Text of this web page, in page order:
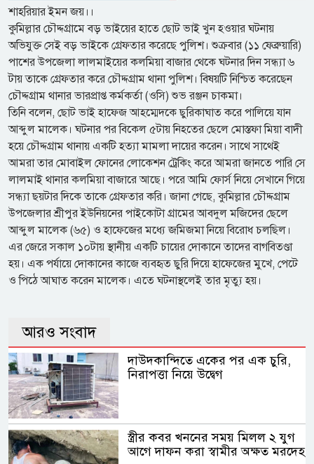
শাহরিয়ার ইমন জয়।।
কুমিল্লার চৌদ্দগ্রামে বড় ভাইয়ের হাতে ছোট ভাই খুন হওয়ার ঘটনায়
অভিযুক্ত সেই বড় ভাইকে গ্রেফতার করেছে পুলিশ। শুক্রবার (১১ ফেব্রুয়ারি)
পাশের উপজেলা লালমাইয়ের কলমিয়া বাজার থেকে ঘটনার দিন সন্ধ্যা ৬
টায় তাকে গ্রেফতার করে চৌদ্দগ্রাম থানা পুলিশ। বিষয়টি নিশ্চিত করেছেন
চৌদ্দগ্রাম থানার ভারপ্রাপ্ত কর্মকর্তা (ওসি) শুভ রঞ্জন চাকমা।
তিনি বলেন, ছোট ভাই হাফেজ আহম্মেদকে ছুরিকাঘাত করে পালিয়ে যান
আব্দুল মালেক। ঘটনার পর বিকেল ৫টায় নিহতের ছেলে মোস্তফা মিয়া বাদী
হয়ে চৌদ্দগ্রাম থানায় একটি হত্যা মামলা দায়ের করেন। সাথে সাথেই
আমরা তার মোবাইল ফোনের লোকেশন ট্রেকিং করে আমরা জানতে পারি সে
লালমাই থানার কলমিয়া বাজারে আছে। পরে আমি ফোর্স নিয়ে সেখানে গিয়ে
সন্ধ্যা ছয়টার দিকে তাকে গ্রেফতার করি। জানা গেছে, কুমিল্লার চৌদ্দগ্রাম
উপজেলার শ্রীপুর ইউনিয়নের পাইকোটা গ্রামের আবদুল মজিদের ছেলে
আব্দুল মালেক (৬৫) ও হাফেজের মধ্যে জমিজমা নিয়ে বিরোধ চলছিল।
এর জেরে সকাল ১০টায় স্থানীয় একটি চায়ের দোকানে তাদের বাগবিতণ্ডা
হয়। এক পর্যায়ে দোকানের কাজে ব্যবহৃত ছুরি দিয়ে হাফেজের মুখে, পেটে
ও পিঠে আঘাত করেন মালেক। এতে ঘটনাস্থলেই তার মৃত্যু হয়।
আরও সংবাদ
দাউদকান্দিতে একের পর এক চুরি,
নিরাপত্তা নিয়ে উদ্বেগ
স্ত্রীর কবর খননের সময় মিলল ২ যুগ
আগে দাফন করা স্বামীর অক্ষত মরদেহ